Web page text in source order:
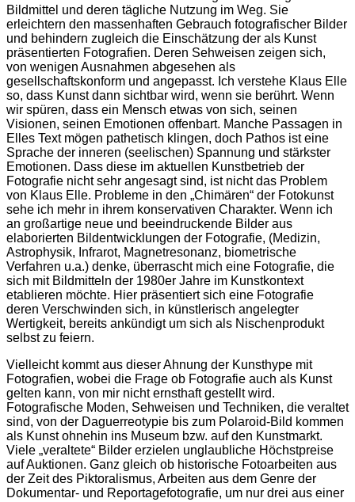
Bildmittel und deren tägliche Nutzung im Weg. Sie
erleichtern den massenhaften Gebrauch fotografischer Bilder
und behindern zugleich die Einschätzung der als Kunst
präsentierten Fotografien. Deren Sehweisen zeigen sich,
von wenigen Ausnahmen abgesehen als
gesellschaftskonform und angepasst. Ich verstehe Klaus Elle
so, dass Kunst dann sichtbar wird, wenn sie berührt. Wenn
wir spüren, dass ein Mensch etwas von sich, seinen
Visionen, seinen Emotionen offenbart. Manche Passagen in
Elles Text mögen pathetisch klingen, doch Pathos ist eine
Sprache der inneren (seelischen) Spannung und stärkster
Emotionen. Dass diese im aktuellen Kunstbetrieb der
Fotografie nicht sehr angesagt sind, ist nicht das Problem
von Klaus Elle. Probleme in den „Chimären“ der Fotokunst
sehe ich mehr in ihrem konservativen Charakter. Wenn ich
an großartige neue und beeindruckende Bilder aus
elaborierten Bildentwicklungen der Fotografie, (Medizin,
Astrophysik, Infrarot, Magnetresonanz, biometrische
Verfahren u.a.) denke, überrascht mich eine Fotografie, die
sich mit Bildmitteln der 1980er Jahre im Kunstkontext
etablieren möchte. Hier präsentiert sich eine Fotografie
deren Verschwinden sich, in künstlerisch angelegter
Wertigkeit, bereits ankündigt um sich als Nischenprodukt
selbst zu feiern.
Vielleicht kommt aus dieser Ahnung der Kunsthype mit
Fotografien, wobei die Frage ob Fotografie auch als Kunst
gelten kann, von mir nicht ernsthaft gestellt wird.
Fotografische Moden, Sehweisen und Techniken, die veraltet
sind, von der Daguerreotypie bis zum Polaroid-Bild kommen
als Kunst ohnehin ins Museum bzw. auf den Kunstmarkt.
Viele „veraltete“ Bilder erzielen unglaubliche Höchstpreise
auf Auktionen. Ganz gleich ob historische Fotoarbeiten aus
der Zeit des Piktoralismus, Arbeiten aus dem Genre der
Dokumentar- und Reportagefotografie, um nur drei aus einer